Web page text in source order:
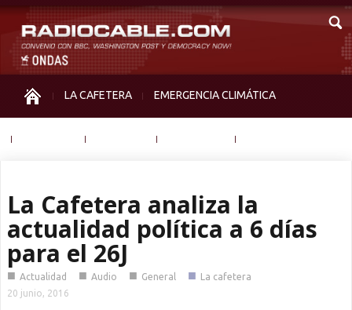
LA CAFETERA EMERGENCIA CLIMÁTICA
La Cafetera analiza la
actualidad política a 6 días
para el 26J
■ Actualidad ■ Audio ■ General ■ La cafetera
20 junio, 2016